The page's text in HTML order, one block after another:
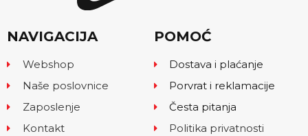
NAVIGACIJA
Webshop
Naše poslovnice
Zaposlenje
Kontakt
POMOĆ
Dostava i plaćanje
Porvrat i reklamacije
Česta pitanja
Politika privatnosti